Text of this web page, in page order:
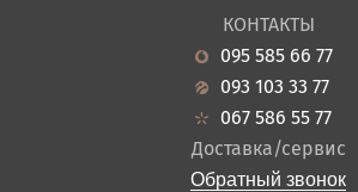
Гостиная
Кухня
Прихожие
Ванная
Акции
О нас
Новости
Гарантия
Кредит
Оплата и доставка
Отзывы
КОНТАКТЫ
095 585 66 77
093 103 33 77
067 586 55 77
Доставка/сервис
Обратный звонок